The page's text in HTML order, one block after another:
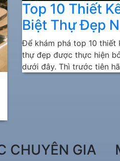
Top 10 Thiết
Biệt Thự Đẹp
Để khám phá top 10 thiết
thự đẹp được thực hiện
dưới đây. Thì trước tiên
CHUYÊN GIA